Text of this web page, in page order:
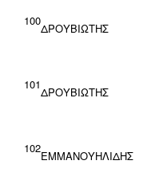
100
ΔΡΟΥΒΙΩΤΗΣ
101
ΔΡΟΥΒΙΩΤΗΣ
102
ΕΜΜΑΝΟΥΗΛΙΔΗΣ